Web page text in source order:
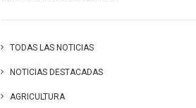
TODAS LAS NOTICIAS
NOTICIAS DESTACADAS
AGRICULTURA